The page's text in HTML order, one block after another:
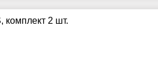
комплект 2 шт.